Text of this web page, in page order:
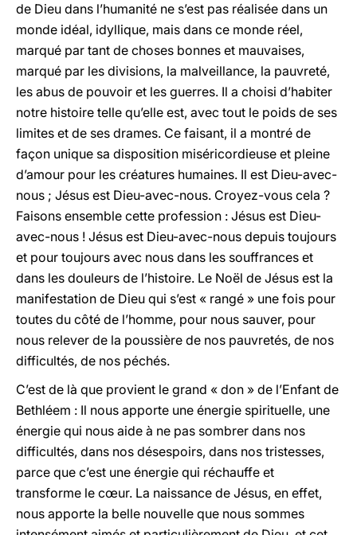
de Dieu dans l’humanité ne s’est pas réalisée dans un
monde idéal, idyllique, mais dans ce monde réel,
marqué par tant de choses bonnes et mauvaises,
marqué par les divisions, la malveillance, la pauvreté,
les abus de pouvoir et les guerres. Il a choisi d’habiter
notre histoire telle qu’elle est, avec tout le poids de ses
limites et de ses drames. Ce faisant, il a montré de
façon unique sa disposition miséricordieuse et pleine
d’amour pour les créatures humaines. Il est Dieu-avec-
nous ; Jésus est Dieu-avec-nous. Croyez-vous cela ?
Faisons ensemble cette profession : Jésus est Dieu-
avec-nous ! Jésus est Dieu-avec-nous depuis toujours
et pour toujours avec nous dans les souffrances et
dans les douleurs de l’histoire. Le Noël de Jésus est la
manifestation de Dieu qui s’est « rangé » une fois pour
toutes du côté de l’homme, pour nous sauver, pour
nous relever de la poussière de nos pauvretés, de nos
difficultés, de nos péchés.
C’est de là que provient le grand « don » de l’Enfant de
Bethléem : Il nous apporte une énergie spirituelle, une
énergie qui nous aide à ne pas sombrer dans nos
difficultés, dans nos désespoirs, dans nos tristesses,
parce que c’est une énergie qui réchauffe et
transforme le cœur. La naissance de Jésus, en effet,
nous apporte la belle nouvelle que nous sommes